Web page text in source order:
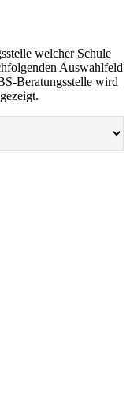
welcher Schule
Auswahlfeld
Beratungsstelle wird